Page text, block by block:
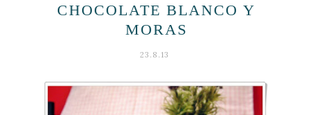
CHOCOLATE BLANCO Y
MORAS
23.8.13